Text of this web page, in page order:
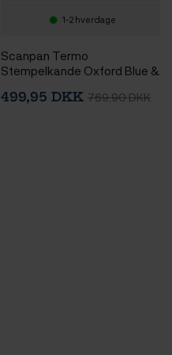
1-2 hverdage
Scanpan Termo
Stempelkande Oxford Blue &
Oxford Blue
499,95 DKK 769,90 DKK